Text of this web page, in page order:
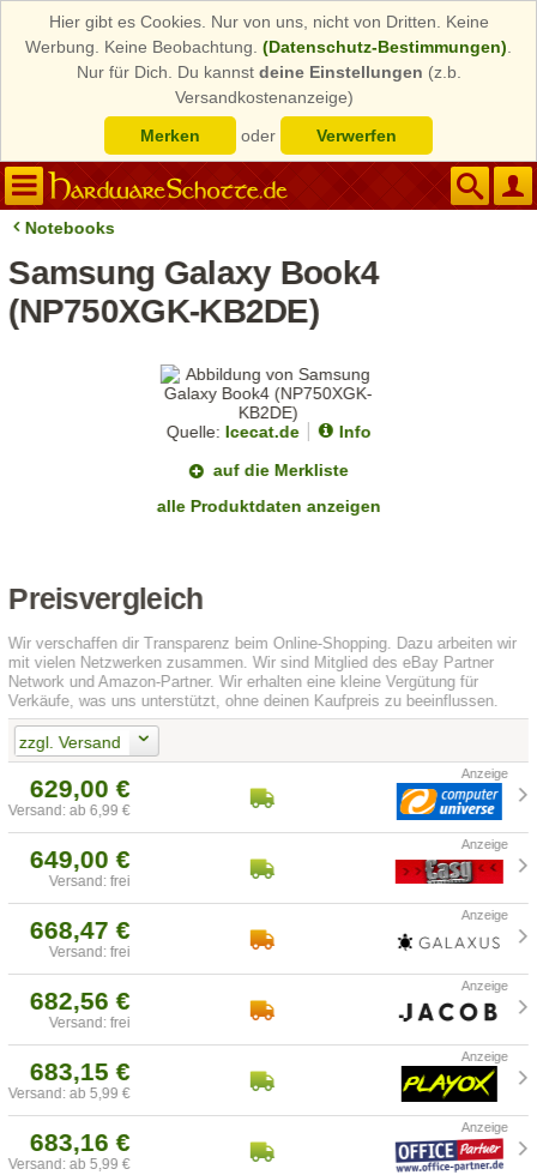
Hier gibt es Cookies. Nur von uns, nicht von Dritten. Keine
Werbung. Keine Beobachtung. (Datenschutz-Bestimmungen)
Nur für Dich. Du kannst deine Einstellungen (z.b.
Versandkostenanzeige)
Merken
oder Verwerfen
Notebooks
Samsung Galaxy Book4
(NP750XGK-KB2DE)
Quelle: Icecat.de
Info
auf die Merkliste
alle Produktdaten anzeigen
Preisvergleich
Wir verschaffen dir Transparenz beim Online-Shopping. Dazu arbeiten wir
mit vielen Netzwerken zusammen. Wir sind Mitglied des eBay Partner
Network und Amazon-Partner. Wir erhalten eine kleine Vergütung für
Verkäufe, was uns unterstützt, ohne deinen Kaufpreis zu beeinflussen.
zzgl. Versand
629,00 €
Versand: ab 6,99 €
649,00 €
Versand: frei
668,47 €
Versand: frei
682,56 €
Versand: frei
683,15 €
Versand: ab 5,99 €
683,16 €
Versand: ab 5,99 €